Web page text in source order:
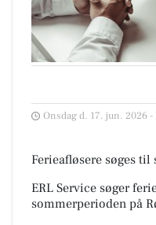
Onsdag d. 17. jun. 2026
Ferieafløsere søges
ERL Service søger
sommerperioden på